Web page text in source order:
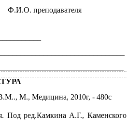
Ф.И.О. преподавателя
М., Медицина, 2010г, - 480с
Под ред.Камкина А.Г., Каменского